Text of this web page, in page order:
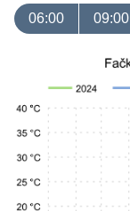
06:00 09:00